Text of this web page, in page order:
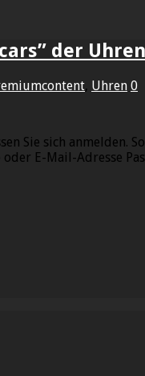
der
, Uhren 0
Sie sich anmelden.
oder E-Mail-Adresse